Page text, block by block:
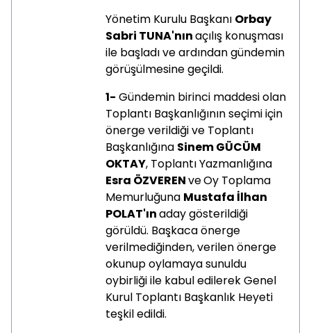
Yönetim Kurulu Başkanı Orbay
Sabri TUNA'nınaçılış konuşması
ile başladı ve ardından gündemin
görüşülmesine geçildi.
1- Gündemin birinci maddesi olan
Toplantı Başkanlığının seçimi için
önerge verildiği ve Toplantı
Başkanlığına Sinem GÜCÜM
OKTAY, Toplantı Yazmanlığına
Esra ÖZVERENveOy Toplama
Memurluğuna Mustafa İlhan
POLAT'ınaday gösterildiği
görüldü. Başkaca önerge
verilmediğinden, verilen önerge
okunup oylamaya sunuldu
oybirliği ile kabul edilerek Genel
Kurul Toplantı Başkanlık Heyeti
teşkil edildi.